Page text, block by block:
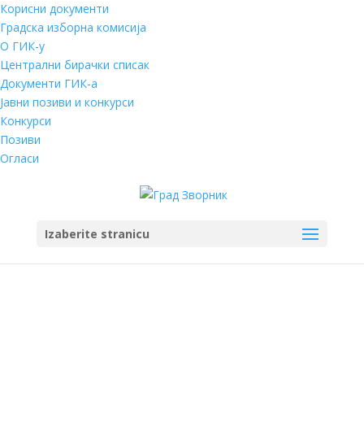
Корисни документи
Градска изборна комисија
О ГИК-у
Централни бирачки списак
Документи ГИК-а
Јавни позиви и конкурси
Конкурси
Позиви
Огласи
Izaberite stranicu